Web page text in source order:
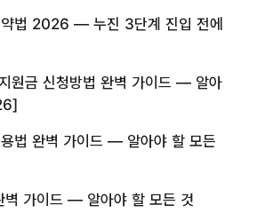
약법 2026 — 누진 3단계 진입 전에
원금 신청방법 완벽 가이드 — 알아
법 완벽 가이드 — 알아야 할 모든
벽 가이드 — 알아야 할 모든 것